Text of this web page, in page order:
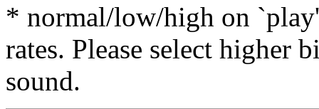
* normal/low/high on
rates. Please select higher
sound.